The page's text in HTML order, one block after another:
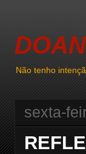
Não tenho
sexta-